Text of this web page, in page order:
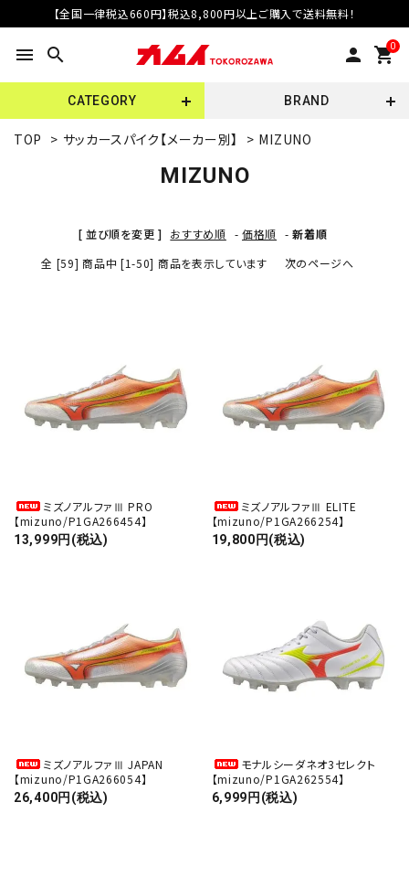
【全国一律税込660円】税込8,800円以上ご購入で送料無料！
menu search person 0
shopping_cart
CATEGORY BRAND
TOP > サッカースパイク【メーカー別】 > MIZUNO
MIZUNO
[ 並び順を変更 ] おすすめ順 - 価格順 -新着順
全 [59] 商品中 [1-50] 商品を表示しています
次のページへ
ミズノアルファⅢ PRO
【mizuno/P1GA266454】
13,999円(税込)
ミズノアルファⅢ ELITE
【mizuno/P1GA266254】
19,800円(税込)
ミズノアルファⅢ JAPAN
【mizuno/P1GA266054】
26,400円(税込)
モナルシーダネオ3セレクト
【mizuno/P1GA262554】
6,999円(税込)